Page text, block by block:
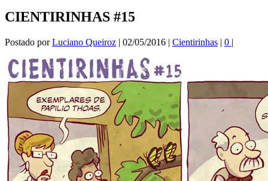
CIENTIRINHAS #15
Postado porLuciano Queiroz | 02/05/2016 | Cientirinhas | 0 |